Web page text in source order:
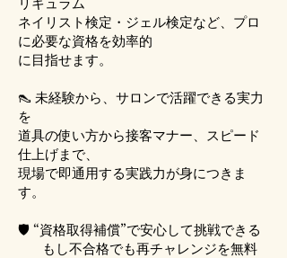
ネイリスト検定・ジェル検定など、プロ
に必要な資格を効率的
に目指せます。
👠 未経験から、サロンで活躍できる実力
を
道具の使い方から接客マナー、スピード
仕上げまで、
現場で即通用する実践力が身につきま
す。
🛡 “資格取得補償”で安心して挑戦できる
もし不合格でも再チャレンジを無料